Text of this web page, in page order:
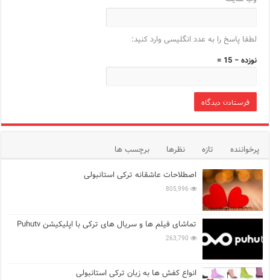
لطفا پاسخ را به عدد انگلیسی وارد کنید:
نوزده − 15 =
پرخواننده تازه نظرها
برچسب ها
اصطلاحات عاشقانه ترکی استانبولی
805,996
تماشای فیلم ها و سریال های ترکی با اپلیکیشن Puhutv
263,790
انواع کفش ها به زبان ترکی استانبولی